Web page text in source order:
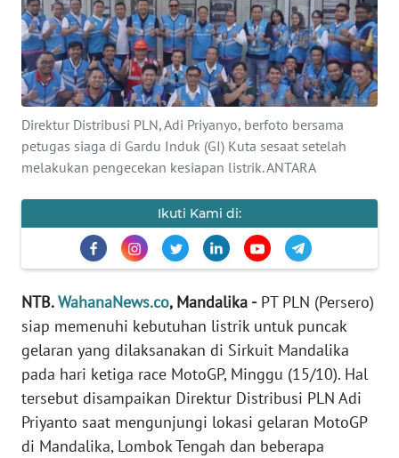
Direktur Distribusi PLN, Adi Priyanyo, berfoto bersama
petugas siaga di Gardu Induk (GI) Kuta sesaat setelah
melakukan pengecekan kesiapan listrik. ANTARA
Ikuti Kami di:
NTB.WahanaNews.co, Mandalika -PT PLN (Persero)
siap memenuhi kebutuhan listrik untuk puncak
gelaran yang dilaksanakan di Sirkuit Mandalika
pada hari ketiga race MotoGP, Minggu (15/10). Hal
tersebut disampaikan Direktur Distribusi PLN Adi
Priyanto saat mengunjungi lokasi gelaran MotoGP
di Mandalika, Lombok Tengah dan beberapa
INDEKS
BERITA
KONTAK
INFO
TENTANG
PEDOMAN
MEDIA
SIBER
REDAKSI
KARIR